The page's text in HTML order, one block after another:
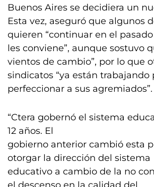
Buenos Aires se decidiera un
Esta vez, aseguró que algunos
quieren “continuar en el
les conviene”, aunque sostuvo
vientos de cambio”, por lo que
sindicatos “ya están trabajando
perfeccionar a sus agremiados”.
“Ctera gobernó el sistema
12 años. El
gobierno anterior cambió esta
otorgar la dirección del sistema
educativo a cambio de la no